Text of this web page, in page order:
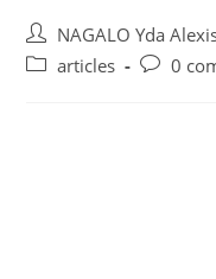
NAGALO Yda
articles
0